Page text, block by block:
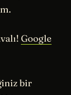
Google
bir